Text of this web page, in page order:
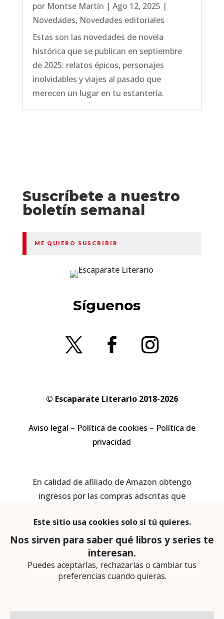
por Montse Martín | Ago 12, 2025 |
Novedades, Novedades editoriales
Estas son las novedades de novela
histórica que se publican en septiembre
de 2025: relatos épicos, personajes
inolvidables y viajes al pasado que
merecen un lugar en tu estantería.
Suscríbete a nuestro
boletín semanal
ME QUIERO SUSCRIBIR
Síguenos
© Escaparate Literario 2018-2026
Aviso legal – Política de cookies – Política de
privacidad
En calidad de afiliado de Amazon obtengo
ingresos por las compras adscritas que
Página web diseñada por